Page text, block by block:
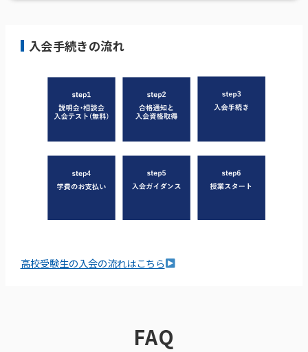
入会手続きの流れ
高校受験生の入会の流れはこちら
FAQ